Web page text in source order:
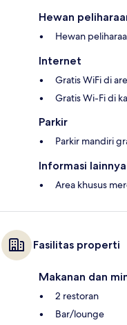
Hewan
Hewan
Internet
Gratis WiFi di
Gratis Wi-Fi di
Parkir
Parkir mandiri
Informasi lainnya
Area khusus
Fasilitas properti
Makanan dan
2 restoran
Bar/lounge